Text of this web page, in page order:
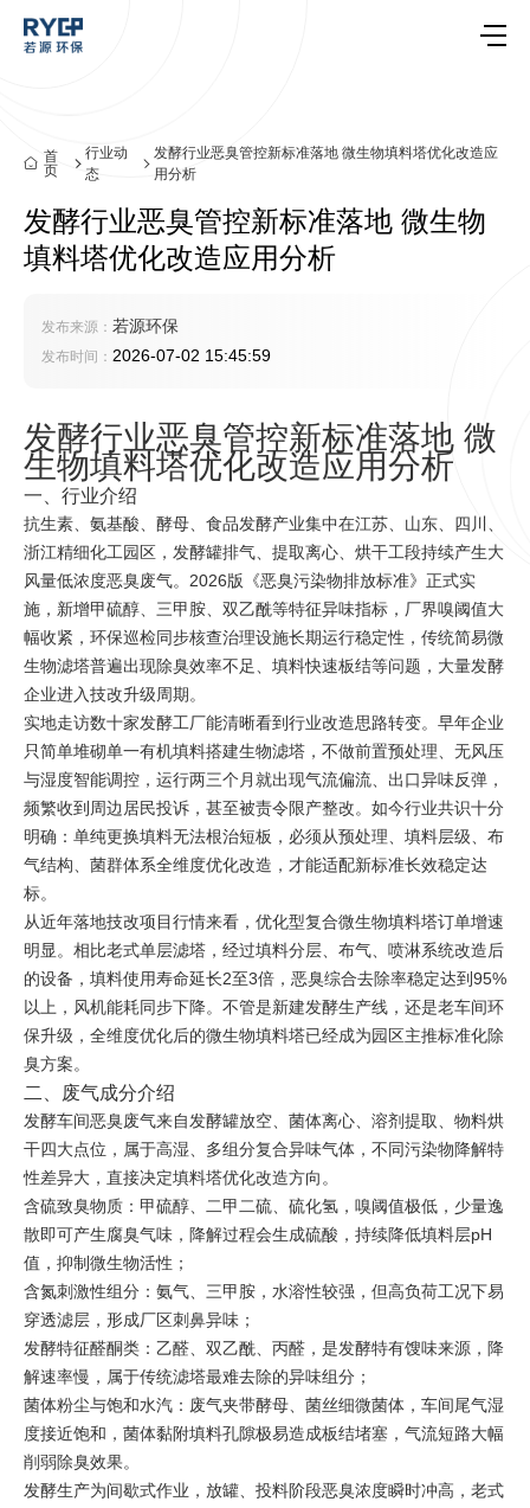
首
页
行业动
态
发酵行业恶臭管控新标准落地 微生物填料塔优化改造应
用分析
发酵行业恶臭管控新标准落地 微生物
填料塔优化改造应用分析
发布来源： 若源环保
发布时间： 2026-07-02 15:45:59
发酵行业恶臭管控新标准落地 微
生物填料塔优化改造应用分析
一、行业介绍
抗生素、氨基酸、酵母、食品发酵产业集中在江苏、山东、四川、
浙江精细化工园区，发酵罐排气、提取离心、烘干工段持续产生大
风量低浓度恶臭废气。2026版《恶臭污染物排放标准》正式实
施，新增甲硫醇、三甲胺、双乙酰等特征异味指标，厂界嗅阈值大
幅收紧，环保巡检同步核查治理设施长期运行稳定性，传统简易微
生物滤塔普遍出现除臭效率不足、填料快速板结等问题，大量发酵
企业进入技改升级周期。
实地走访数十家发酵工厂能清晰看到行业改造思路转变。早年企业
只简单堆砌单一有机填料搭建生物滤塔，不做前置预处理、无风压
与湿度智能调控，运行两三个月就出现气流偏流、出口异味反弹，
频繁收到周边居民投诉，甚至被责令限产整改。如今行业共识十分
明确：单纯更换填料无法根治短板，必须从预处理、填料层级、布
气结构、菌群体系全维度优化改造，才能适配新标准长效稳定达
标。
从近年落地技改项目行情来看，优化型复合微生物填料塔订单增速
明显。相比老式单层滤塔，经过填料分层、布气、喷淋系统改造后
的设备，填料使用寿命延长2至3倍，恶臭综合去除率稳定达到95%
以上，风机能耗同步下降。不管是新建发酵生产线，还是老车间环
保升级，全维度优化后的微生物填料塔已经成为园区主推标准化除
臭方案。
二、废气成分介绍
发酵车间恶臭废气来自发酵罐放空、菌体离心、溶剂提取、物料烘
干四大点位，属于高湿、多组分复合异味气体，不同污染物降解特
性差异大，直接决定填料塔优化改造方向。
含硫致臭物质：甲硫醇、二甲二硫、硫化氢，嗅阈值极低，少量逸
散即可产生腐臭气味，降解过程会生成硫酸，持续降低填料层pH
值，抑制微生物活性；
含氮刺激性组分：氨气、三甲胺，水溶性较强，但高负荷工况下易
穿透滤层，形成厂区刺鼻异味；
发酵特征醛酮类：乙醛、双乙酰、丙醛，是发酵特有馊味来源，降
解速率慢，属于传统滤塔最难去除的异味组分；
菌体粉尘与饱和水汽：废气夹带酵母、菌丝细微菌体，车间尾气湿
度接近饱和，菌体黏附填料孔隙极易造成板结堵塞，气流短路大幅
削弱除臭效果。
发酵生产为间歇式作业，放罐、投料阶段恶臭浓度瞬时冲高，老式